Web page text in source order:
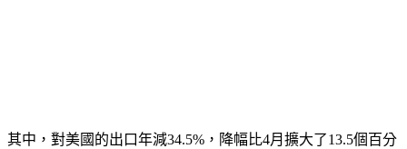
其中，對美國的出口年減34.5%，降幅比4月擴大了13.5個百分